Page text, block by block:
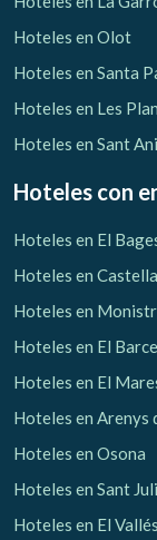
Hoteles en Olot
Hoteles en Santa
Hoteles en Les
Hoteles en Sant
Hoteles con
Hoteles en El
Hoteles en
Hoteles en
Hoteles en El
Hoteles en El
Hoteles en Arenys
Hoteles en Osona
Hoteles en Sant
Hoteles en El